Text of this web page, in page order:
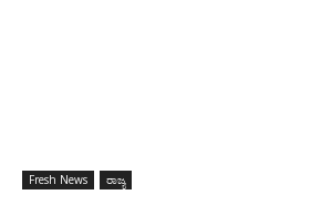
Fresh News ರಾಜ್ಯ